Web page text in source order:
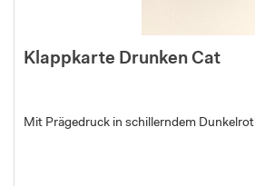
Klappkarte Drunken Cat
Mit Prägedruck in schillerndem Dunkelrot